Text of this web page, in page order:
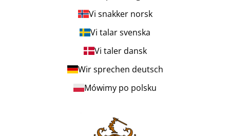
Vi snakker norsk
Vi talar svenska
Vi taler dansk
Wir sprechen deutsch
Mówimy po polsku